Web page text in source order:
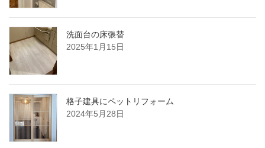
洗面台の床張替
2025年1月15日
格子建具にペットリフォーム
2024年5月28日